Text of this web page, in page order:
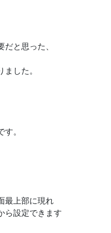
と思った、
した。
。
最上部に現れ
ら設定できます